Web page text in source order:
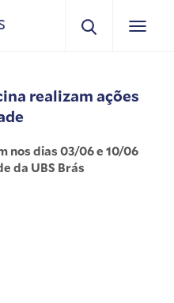
realizam ações
nos dias 03/06 e 10/06
da UBS Brás